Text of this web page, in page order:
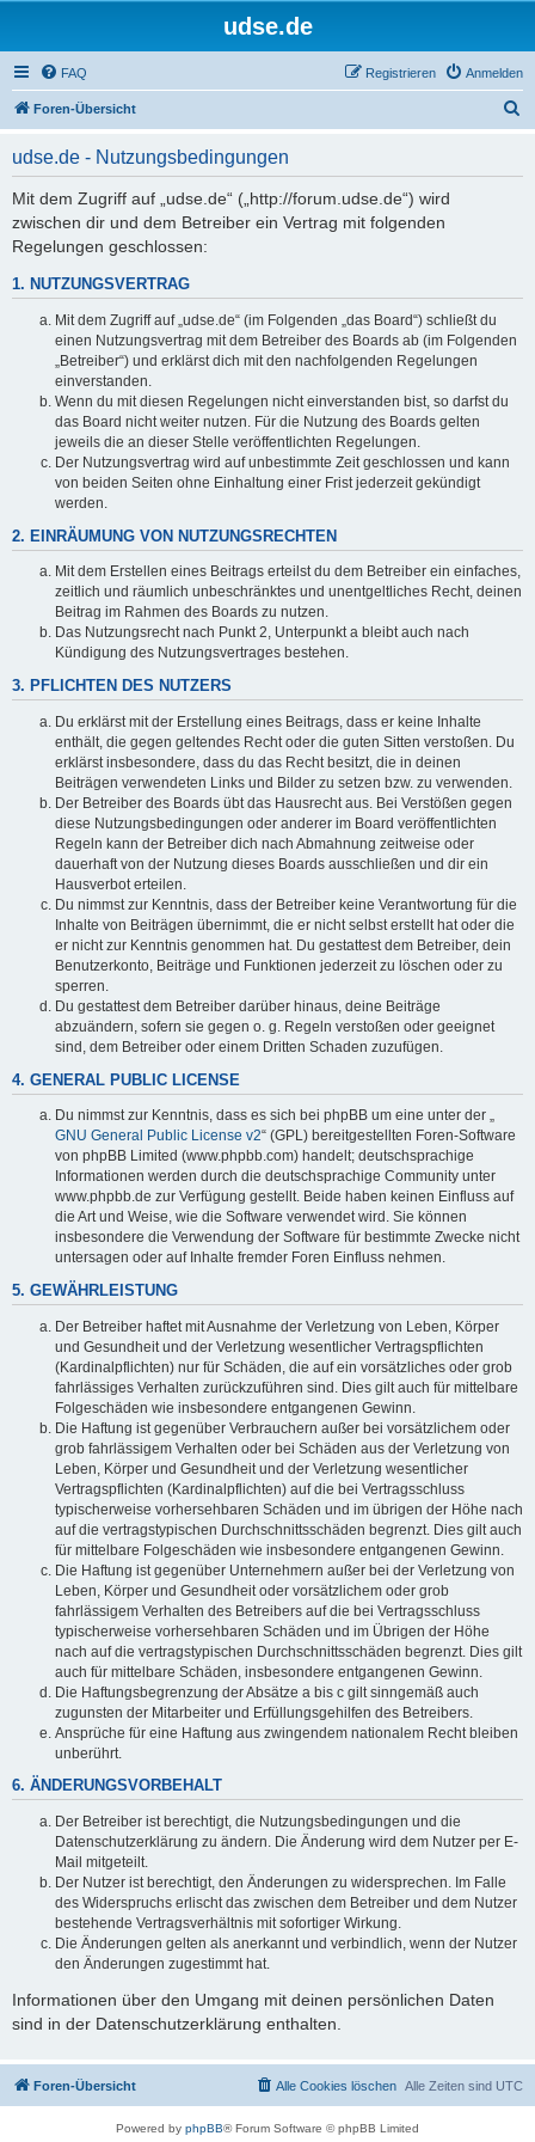
udse.de
FAQ Anmelden
Registrieren
Foren-Übersicht
udse.de - Nutzungsbedingungen
Mit dem Zugriff auf „udse.de“ („http://forum.udse.de“) wird
zwischen dir und dem Betreiber ein Vertrag mit folgenden
Regelungen geschlossen:
1. NUTZUNGSVERTRAG
Mit dem Zugriff auf „udse.de“ (im Folgenden „das Board“) schließt du
einen Nutzungsvertrag mit dem Betreiber des Boards ab (im Folgenden
„Betreiber“) und erklärst dich mit den nachfolgenden Regelungen
einverstanden.
Wenn du mit diesen Regelungen nicht einverstanden bist, so darfst du
das Board nicht weiter nutzen. Für die Nutzung des Boards gelten
jeweils die an dieser Stelle veröffentlichten Regelungen.
Der Nutzungsvertrag wird auf unbestimmte Zeit geschlossen und kann
von beiden Seiten ohne Einhaltung einer Frist jederzeit gekündigt
werden.
2. EINRÄUMUNG VON NUTZUNGSRECHTEN
Mit dem Erstellen eines Beitrags erteilst du dem Betreiber ein einfaches,
zeitlich und räumlich unbeschränktes und unentgeltliches Recht, deinen
Beitrag im Rahmen des Boards zu nutzen.
Das Nutzungsrecht nach Punkt 2, Unterpunkt a bleibt auch nach
Kündigung des Nutzungsvertrages bestehen.
3. PFLICHTEN DES NUTZERS
Du erklärst mit der Erstellung eines Beitrags, dass er keine Inhalte
enthält, die gegen geltendes Recht oder die guten Sitten verstoßen. Du
erklärst insbesondere, dass du das Recht besitzt, die in deinen
Beiträgen verwendeten Links und Bilder zu setzen bzw. zu verwenden.
Der Betreiber des Boards übt das Hausrecht aus. Bei Verstößen gegen
diese Nutzungsbedingungen oder anderer im Board veröffentlichten
Regeln kann der Betreiber dich nach Abmahnung zeitweise oder
dauerhaft von der Nutzung dieses Boards ausschließen und dir ein
Hausverbot erteilen.
Du nimmst zur Kenntnis, dass der Betreiber keine Verantwortung für die
Inhalte von Beiträgen übernimmt, die er nicht selbst erstellt hat oder die
er nicht zur Kenntnis genommen hat. Du gestattest dem Betreiber, dein
Benutzerkonto, Beiträge und Funktionen jederzeit zu löschen oder zu
sperren.
Du gestattest dem Betreiber darüber hinaus, deine Beiträge
abzuändern, sofern sie gegen o. g. Regeln verstoßen oder geeignet
sind, dem Betreiber oder einem Dritten Schaden zuzufügen.
4. GENERAL PUBLIC LICENSE
Du nimmst zur Kenntnis, dass es sich bei phpBB um eine unter der „
GNU General Public License v2“ (GPL) bereitgestellten Foren-Software
von phpBB Limited (www.phpbb.com) handelt; deutschsprachige
Informationen werden durch die deutschsprachige Community unter
www.phpbb.de zur Verfügung gestellt. Beide haben keinen Einfluss auf
die Art und Weise, wie die Software verwendet wird. Sie können
insbesondere die Verwendung der Software für bestimmte Zwecke nicht
untersagen oder auf Inhalte fremder Foren Einfluss nehmen.
5. GEWÄHRLEISTUNG
Der Betreiber haftet mit Ausnahme der Verletzung von Leben, Körper
und Gesundheit und der Verletzung wesentlicher Vertragspflichten
(Kardinalpflichten) nur für Schäden, die auf ein vorsätzliches oder grob
fahrlässiges Verhalten zurückzuführen sind. Dies gilt auch für mittelbare
Folgeschäden wie insbesondere entgangenen Gewinn.
Die Haftung ist gegenüber Verbrauchern außer bei vorsätzlichem oder
grob fahrlässigem Verhalten oder bei Schäden aus der Verletzung von
Leben, Körper und Gesundheit und der Verletzung wesentlicher
Vertragspflichten (Kardinalpflichten) auf die bei Vertragsschluss
typischerweise vorhersehbaren Schäden und im übrigen der Höhe nach
auf die vertragstypischen Durchschnittsschäden begrenzt. Dies gilt auch
für mittelbare Folgeschäden wie insbesondere entgangenen Gewinn.
Die Haftung ist gegenüber Unternehmern außer bei der Verletzung von
Leben, Körper und Gesundheit oder vorsätzlichem oder grob
fahrlässigem Verhalten des Betreibers auf die bei Vertragsschluss
typischerweise vorhersehbaren Schäden und im Übrigen der Höhe
nach auf die vertragstypischen Durchschnittsschäden begrenzt. Dies gilt
auch für mittelbare Schäden, insbesondere entgangenen Gewinn.
Die Haftungsbegrenzung der Absätze a bis c gilt sinngemäß auch
zugunsten der Mitarbeiter und Erfüllungsgehilfen des Betreibers.
Ansprüche für eine Haftung aus zwingendem nationalem Recht bleiben
unberührt.
6. ÄNDERUNGSVORBEHALT
Der Betreiber ist berechtigt, die Nutzungsbedingungen und die
Datenschutzerklärung zu ändern. Die Änderung wird dem Nutzer per E-
Mail mitgeteilt.
Der Nutzer ist berechtigt, den Änderungen zu widersprechen. Im Falle
des Widerspruchs erlischt das zwischen dem Betreiber und dem Nutzer
bestehende Vertragsverhältnis mit sofortiger Wirkung.
Die Änderungen gelten als anerkannt und verbindlich, wenn der Nutzer
den Änderungen zugestimmt hat.
Informationen über den Umgang mit deinen persönlichen Daten
sind in der Datenschutzerklärung enthalten.
Foren-Übersicht Alle Zeiten sind UTC
Alle Cookies löschen
Powered by phpBB® Forum Software © phpBB Limited